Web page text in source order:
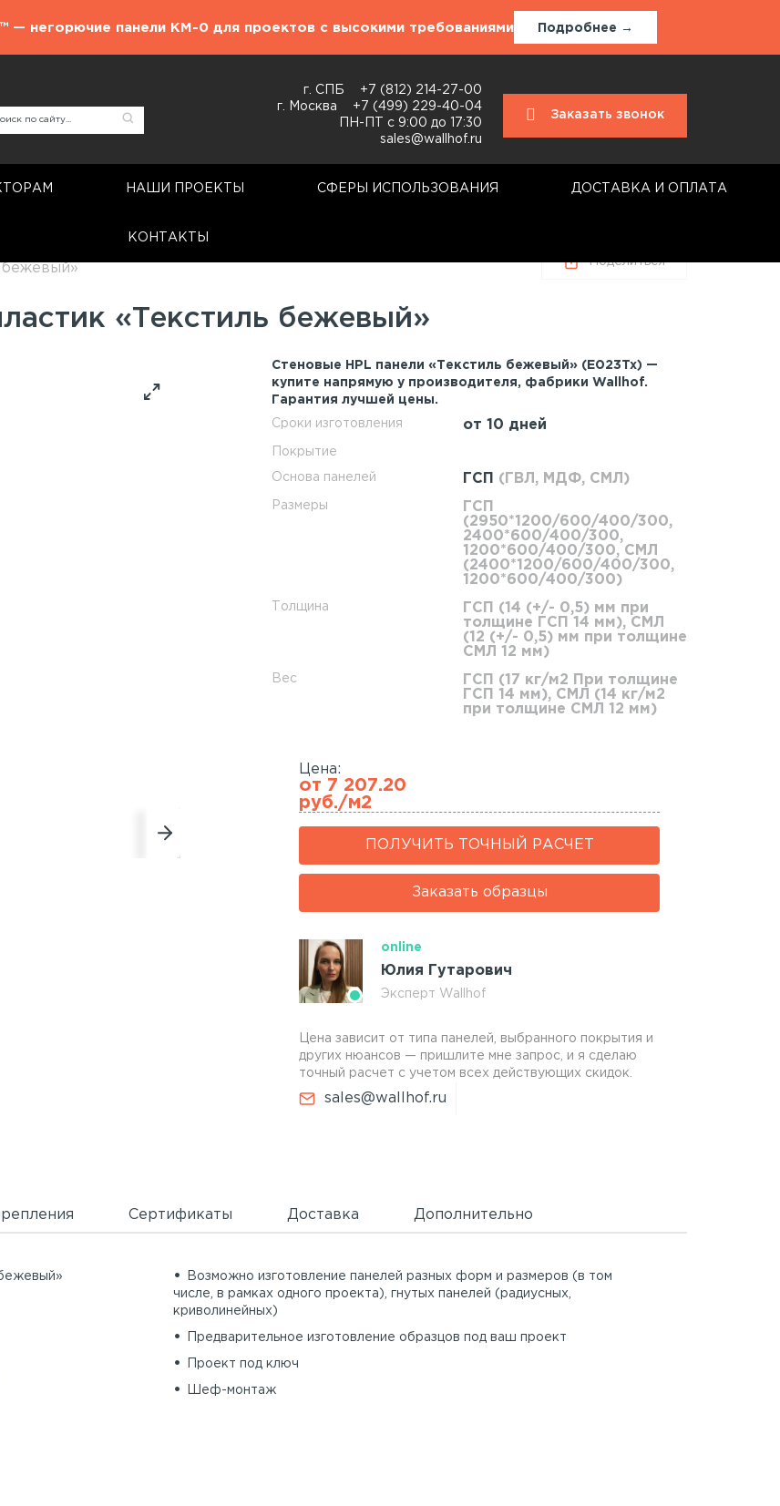
— негорючие панели КМ-0 для проектов с высокими требованиями Подробнее →
г. СПБ
+7 (812) 214-27-00
г. Москва
+7 (499) 229-40-04
ПН-ПТ с 9:00 до 17:30
sales@wallhof.ru
Заказать звонок
НАШИ ПРОЕКТЫ СФЕРЫ ИСПОЛЬЗОВАНИЯ ДОСТАВКА И ОПЛАТА
КОНТАКТЫ
бежевый»
Поделиться
«Текстиль бежевый»
Стеновые HPL панели «Текстиль бежевый» (E023Tx) —
купите напрямую у производителя, фабрики Wallhof.
Гарантия лучшей цены.
Сроки изготовления от 10 дней
Покрытие
Основа панелей ГСП (ГВЛ, МДФ, СМЛ)
Размеры
ГСП
(2950*1200/600/400/300,
2400*600/400/300,
1200*600/400/300, СМЛ
(2400*1200/600/400/300,
1200*600/400/300)
Толщина
ГСП (14 (+/- 0,5) мм при
толщине ГСП 14 мм), СМЛ
(12 (+/- 0,5) мм при толщине
СМЛ 12 мм)
Вес
ГСП (17 кг/м2 При толщине
ГСП 14 мм), СМЛ (14 кг/м2
при толщине СМЛ 12 мм)
Цена:
от 7 207.20
руб./м2
ПОЛУЧИТЬ ТОЧНЫЙ РАСЧЕТ
Заказать образцы
online
Юлия Гутарович
Эксперт Wallhof
Цена зависит от типа панелей, выбранного покрытия и
других нюансов — пришлите мне запрос, и я сделаю
точный расчет с учетом всех действующих скидок.
sales@wallhof.ru
Сертификаты Доставка Дополнительно
Возможно изготовление панелей разных форм и размеров (в том
числе, в рамках одного проекта), гнутых панелей (радиусных,
криволинейных)
Предварительное изготовление образцов под ваш проект
Проект под ключ
Шеф-монтаж